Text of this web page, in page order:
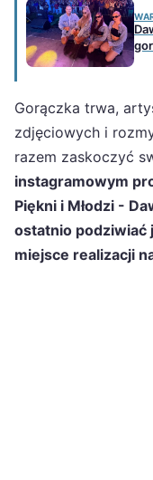
Gorączka trwa,
zdjęciowych i
razem zaskoczyć
instagramowym
Piękni i Młodzi -
ostatnio podziwiać
miejsce realizacji